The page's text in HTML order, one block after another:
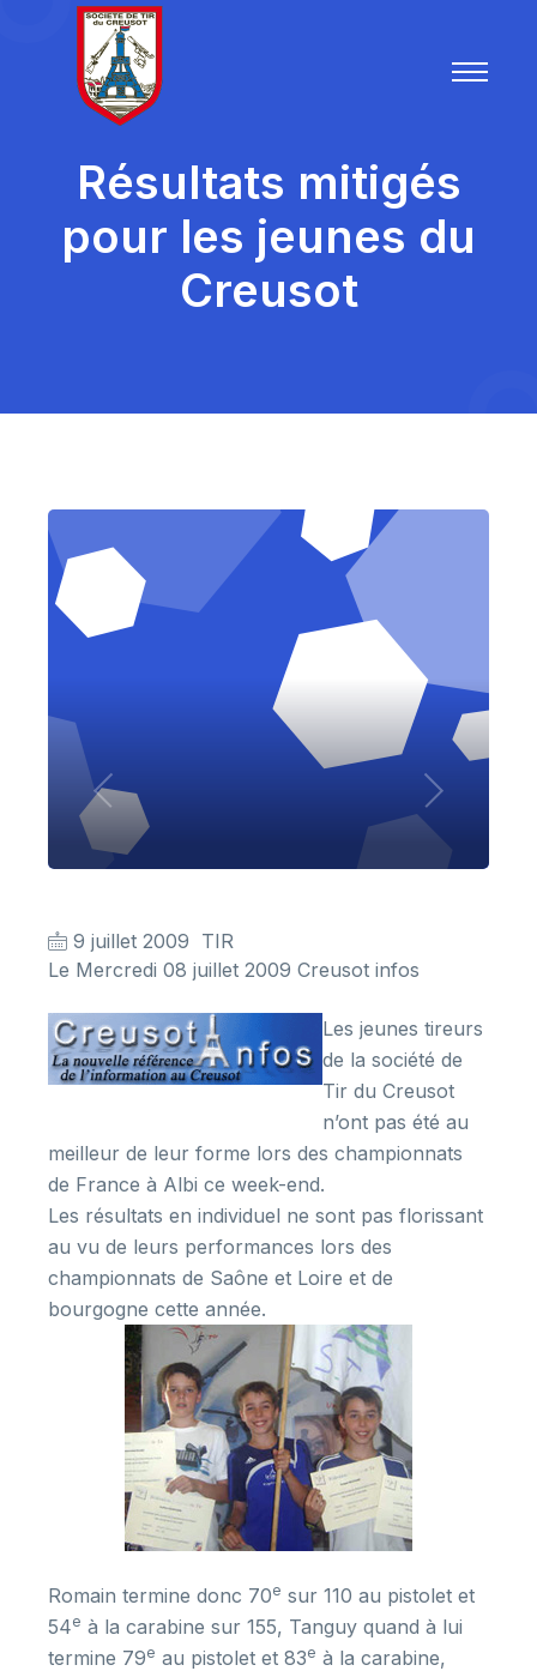
Résultats mitigés
pour les jeunes du
Creusot
9 juillet 2009 TIR
Le Mercredi 08 juillet 2009 Creusot infos
Les jeunes tireurs
de la société de
Tir du Creusot
n’ont pas été au
meilleur de leur forme lors des championnats
de France à Albi ce week-end.
Les résultats en individuel ne sont pas florissant
au vu de leurs performances lors des
championnats de Saône et Loire et de
bourgogne cette année.
Romain termine donc 70e sur 110 au pistolet et
54e à la carabine sur 155, Tanguy quand à lui
termine 79e au pistolet et 83e à la carabine,